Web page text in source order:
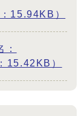
15.94KB）
15.42KB）